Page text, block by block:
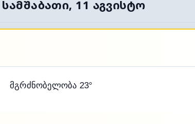
ᲡᲐᲛᲨᲐᲑᲐᲗᲘ, 11 ᲐᲒᲕᲘᲡᲢᲝ
მგრძნობელობა 23°